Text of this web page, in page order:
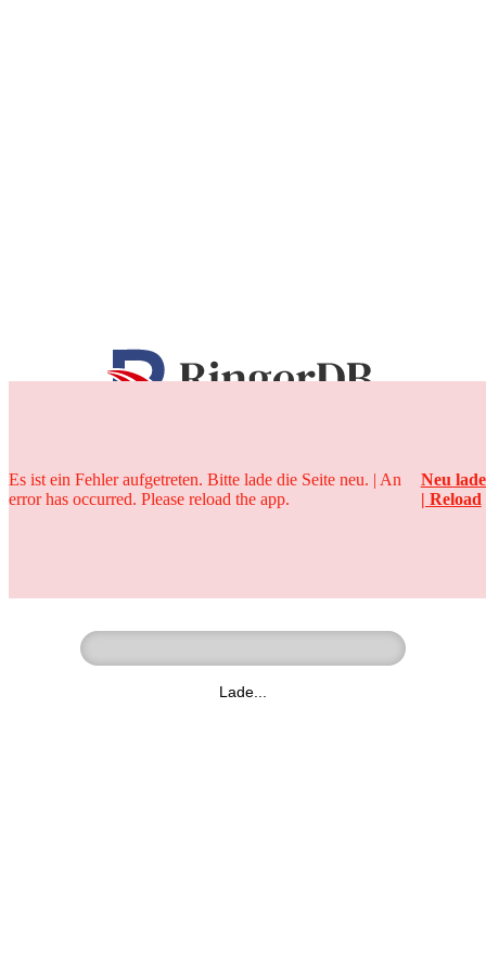
25 Jahre
Lade...
Es ist ein Fehler aufgetreten. Bitte lade die Seite neu. | An
error has occurred. Please reload the app.
Neu
| Reload